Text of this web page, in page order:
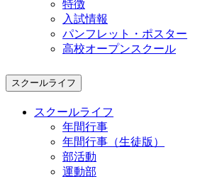
特徴
入試情報
パンフレット・ポスター
高校オープンスクール
スクールライフ
スクールライフ
年間行事
年間行事（生徒版）
部活動
運動部